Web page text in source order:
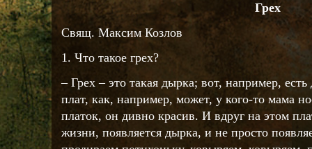
Грех
Свящ. Максим Козлов
1. Что такое грех?
– Грех – это такая дырка; вот, например,
плат, как, например, может, у кого-то мама
платок, он дивно красив. И вдруг на этом
жизни, появляется дырка, и не просто